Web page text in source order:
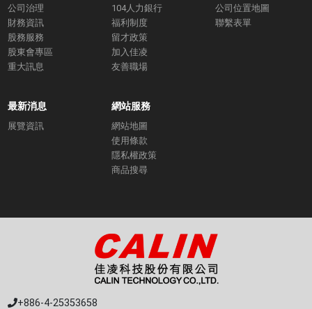
公司治理
財務資訊
股務服務
股東會專區
重大訊息
104人力銀行
福利制度
留才政策
加入佳凌
友善職場
公司位置地圖
聯繫表單
最新消息
展覽資訊
網站服務
網站地圖
使用條款
隱私權政策
商品搜尋
+886-4-25353658